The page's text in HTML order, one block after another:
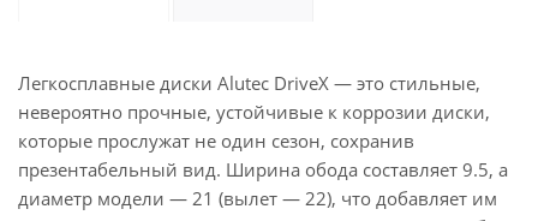
Легкосплавные диски Alutec DriveX — это стильные,
невероятно прочные, устойчивые к коррозии диски,
которые прослужат не один сезон, сохранив
презентабельный вид. Ширина обода составляет 9.5, а
диаметр модели — 21 (вылет — 22), что добавляет им